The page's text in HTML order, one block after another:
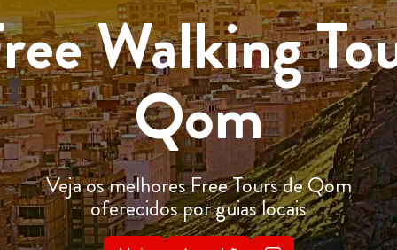
Walking
Qom
Veja os melhores Free Tours de Qom
oferecidos por guias locais